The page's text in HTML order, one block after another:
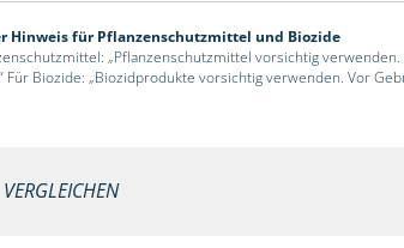
Hinweis für Pflanzenschutzmittel und Biozide
„Pflanzenschutzmittel vorsichtig
Für Biozide: „Biozidprodukte vorsichtig verwenden. Vor
VERGLEICHEN